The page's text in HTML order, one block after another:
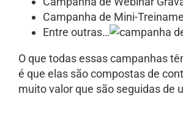
Campanha de Mini-
Entre outras…
O que todas essas campanhas
é que elas são compostas de
muito valor que são seguidas de